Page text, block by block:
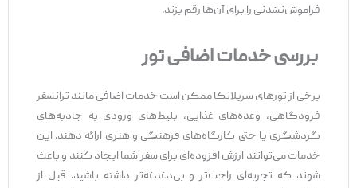
فراموش‌نشدنی را برای آن‌ها رقم بزند.
بررسی خدمات اضافی تور
برخی از تورهای سریلانکا ممکن است خدمات اضافی مانند ترانسفر
فرودگاهی، وعده‌های غذایی، بلیط‌های ورودی به جاذبه‌های
گردشگری یا حتی کارگاه‌های فرهنگی و هنری ارائه دهند. این
خدمات می‌توانند ارزش افزوده‌ای برای سفر شما ایجاد کنند و باعث
شوند که تجربه‌ای راحت‌تر و بی‌دغدغه‌تر داشته باشید. قبل از